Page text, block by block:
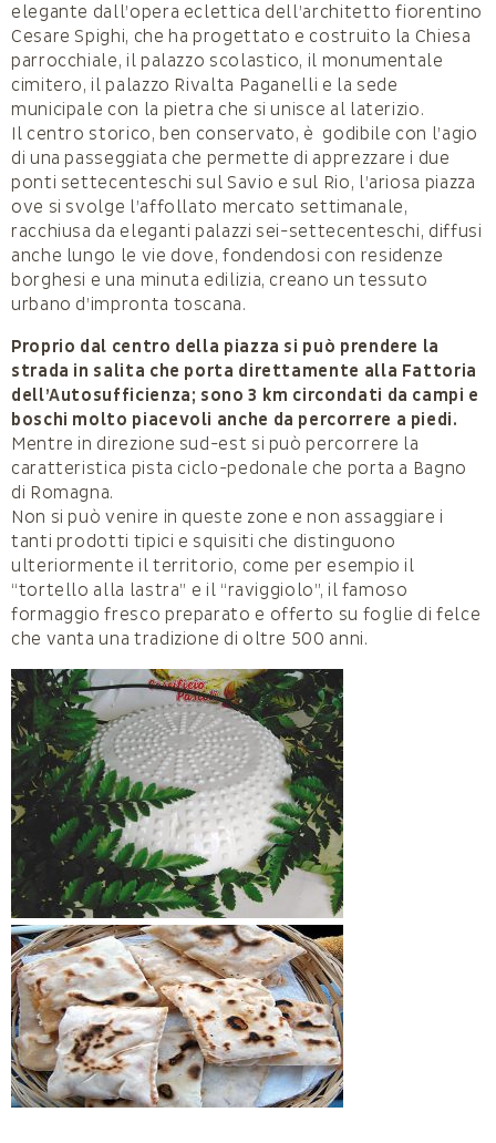
elegante dall’opera eclettica dell’architetto fiorentino
Cesare Spighi, che ha progettato e costruito la Chiesa
parrocchiale, il palazzo scolastico, il monumentale
cimitero, il palazzo Rivalta Paganelli e la sede
municipale con la pietra che si unisce al laterizio.
Il centro storico, ben conservato, è godibile con l’agio
di una passeggiata che permette di apprezzare i due
ponti settecenteschi sul Savio e sul Rio, l’ariosa piazza
ove si svolge l’affollato mercato settimanale,
racchiusa da eleganti palazzi sei-settecenteschi, diffusi
anche lungo le vie dove, fondendosi con residenze
borghesi e una minuta edilizia, creano un tessuto
urbano d’impronta toscana.
Proprio dal centro della piazza si può prendere la
strada in salita che porta direttamente alla Fattoria
dell’Autosufficienza; sono 3 km circondati da campi e
boschi molto piacevoli anche da percorrere a piedi.
Mentre in direzione sud-est si può percorrere la
caratteristica pista ciclo-pedonale che porta a Bagno
di Romagna.
Non si può venire in queste zone e non assaggiare i
tanti prodotti tipici e squisiti che distinguono
ulteriormente il territorio, come per esempio il
“tortello alla lastra” e il “raviggiolo”, il famoso
formaggio fresco preparato e offerto su foglie di felce
che vanta una tradizione di oltre 500 anni.